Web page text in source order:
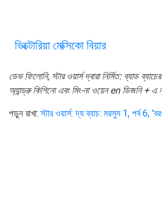
ভিক্টোরিয়া মেক্সিকো বিয়ার
ডেভ ফিলোনি, স্টার ওয়ার্স দ্বারা নির্মিত: ব্যাড
অ্যান্ড্রু কিশিনো এবং মিং-না ওয়েন en ডিজনি + এ
পড়ুন রাখা:স্টার ওয়ার্স: দ্য ব্যাচ: মরসুম 1, পর্ব 6,